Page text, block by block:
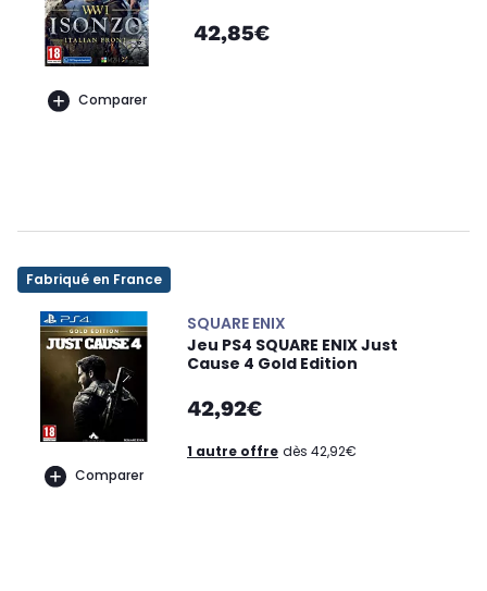
Comparer
42,85€
Fabriqué en France
Comparer
SQUARE ENIX
Jeu PS4 SQUARE ENIX Just
Cause 4 Gold Edition
42,92€
1 autre offre dès 42,92€